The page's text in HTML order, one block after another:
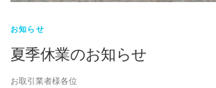
お知らせ
夏季休業のお知らせ
お取引業者様各位